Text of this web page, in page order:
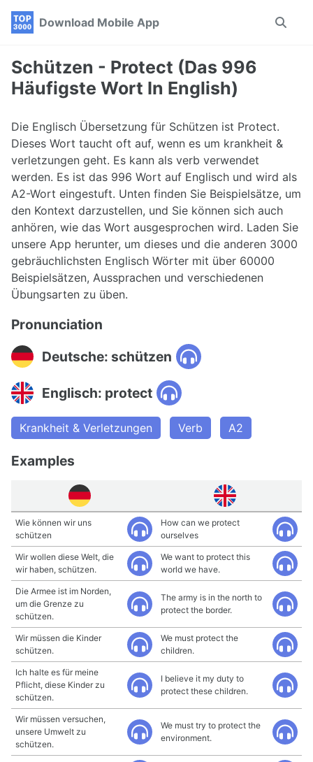
Skip
navigation
Skip
Skip
Download Mobile App
Toggle
Schützen - Protect (Das 996
Häufigste Wort In English)
Die Englisch Übersetzung für Schützen ist Protect.
Dieses Wort taucht oft auf, wenn es um krankheit &
verletzungen geht. Es kann als verb verwendet
werden. Es ist das 996 Wort auf Englisch und wird als
A2-Wort eingestuft. Unten finden Sie Beispielsätze, um
den Kontext darzustellen, und Sie können sich auch
anhören, wie das Wort ausgesprochen wird. Laden Sie
unsere App herunter, um dieses und die anderen 3000
gebräuchlichsten Englisch Wörter mit über 60000
Beispielsätzen, Aussprachen und verschiedenen
Übungsarten zu üben.
Pronunciation
Deutsche: schützen
Englisch: protect
Krankheit & Verletzungen Verb A2
Examples
Wie können wir uns
schützen
How can we protect
ourselves
Wir wollen diese Welt, die
wir haben, schützen.
We want to protect this
world we have.
Die Armee ist im Norden,
um die Grenze zu
schützen.
The army is in the north to
protect the border.
Wir müssen die Kinder
schützen.
We must protect the
children.
Ich halte es für meine
Pflicht, diese Kinder zu
schützen.
I believe it my duty to
protect these children.
Wir müssen versuchen,
unsere Umwelt zu
schützen.
We must try to protect the
environment.